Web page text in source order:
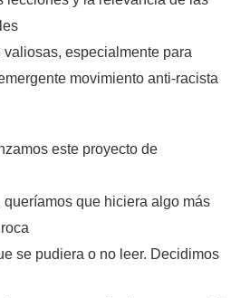
especialmente para
movimiento anti-racista
este proyecto de
queríamos que hiciera algo más
se pudiera o no leer. Decidimos